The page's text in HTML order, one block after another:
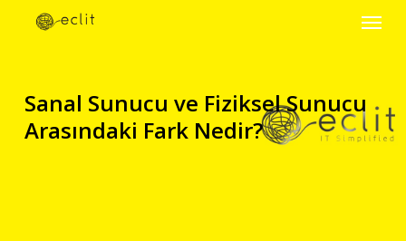
contentSanal Sunucu ve Fiziksel Sunucu
Arasındaki Fark Nedir?